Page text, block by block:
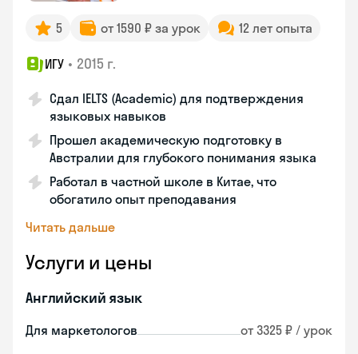
5 от 1590 ₽ за урок 12 лет опыта
ИГУ • 2015 г.
Сдал IELTS (Academic) для подтверждения
языковых навыков
Прошел академическую подготовку в
Австралии для глубокого понимания языка
Работал в частной школе в Китае, что
обогатило опыт преподавания
Читать дальше
Услуги и цены
Английский язык
Для маркетологов от 3325 ₽ / урок